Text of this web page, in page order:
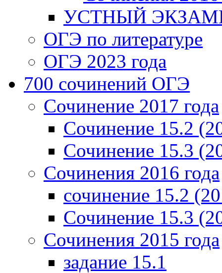
УСТНЫЙ
ОГЭ по литературе
ОГЭ 2023 года
700 cочинений ОГЭ
Сочинение 2017 года
Сочинение 15.2
Сочинение 15.3
Сочинения 2016 года
сочинение 15.2
Сочинение 15.3
Сочинения 2015 года
задание 15.1